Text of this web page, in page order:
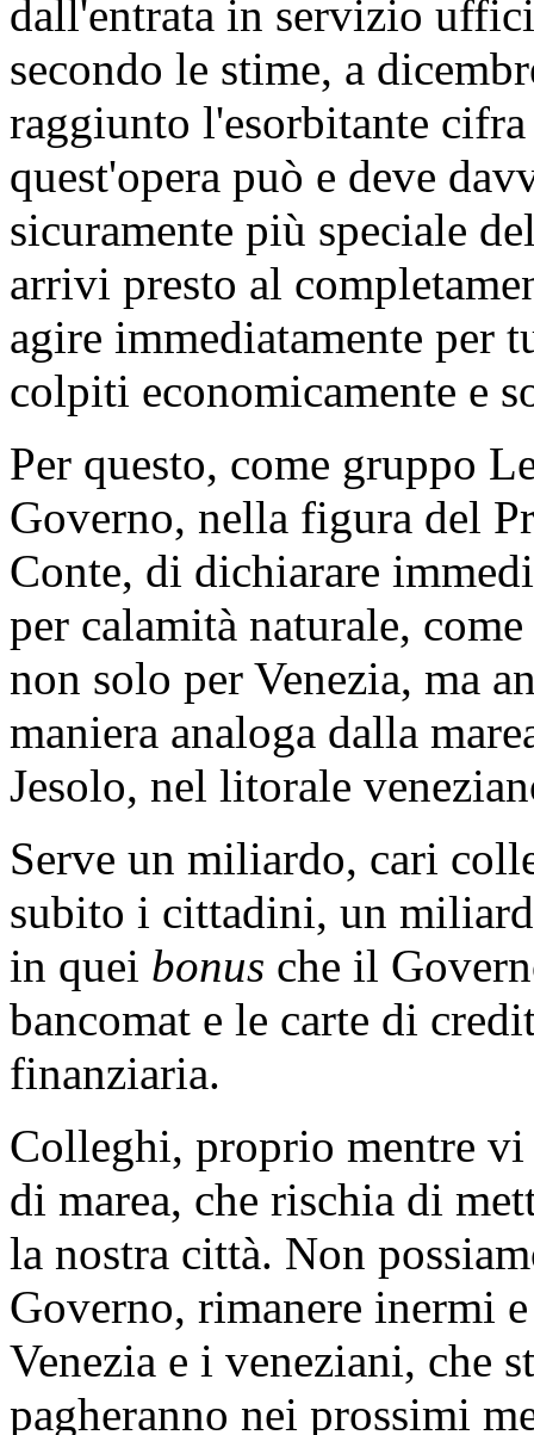
dall'entrata in servizio
secondo le stime, a
raggiunto l'esorbitante
quest'opera può e deve
sicuramente più speciale
arrivi presto al
agire immediatamente per
colpiti economicamente e
Per questo, come gruppo
Governo, nella figura del
Conte, di dichiarare
per calamità naturale,
non solo per Venezia, ma
maniera analoga dalla
Jesolo, nel litorale
Serve un miliardo, cari
subito i cittadini, un
in quei bonus che il
bancomat e le carte di
finanziaria.
Colleghi, proprio mentre
di marea, che rischia di
la nostra città. Non
Governo, rimanere inermi
Venezia e i veneziani, che
pagheranno nei prossimi